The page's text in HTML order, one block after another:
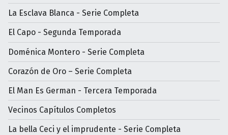
La Esclava Blanca - Serie Completa
El Capo - Segunda Temporada
Doménica Montero - Serie Completa
Corazón de Oro – Serie Completa
El Man Es German - Tercera Temporada
Vecinos Capítulos Completos
La bella Ceci y el imprudente - Serie Completa